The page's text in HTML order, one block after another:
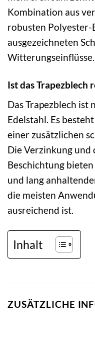
Kombination aus
robusten
ausgezeichneten
Witterungseinflüsse.
Ist das Trapezblech
Das Trapezblech ist
Edelstahl. Es
einer zusätzlichen
Die Verzinkung
Beschichtung
und lang
die meisten
ausreichend ist.
Inhalt
ZUSÄTZLICHE